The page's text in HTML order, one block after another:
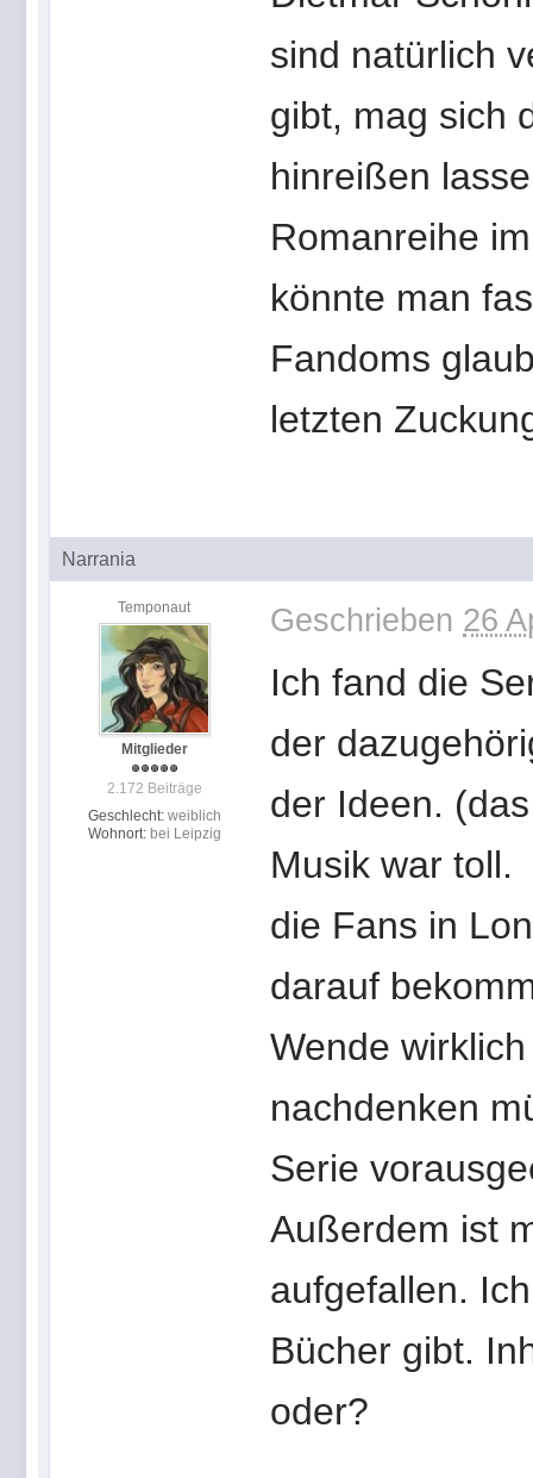
sind natürlich
gibt, mag sich
hinreißen
Romanreihe
könnte man
Fandoms
letzten
Narrania
Temponaut
Mitglieder
2.172 Beiträge
Geschlecht: weiblich
Wohnort: bei Leipzig
Geschrieben 26
Ich fand die
der
der Ideen.
Musik war toll.
die Fans in
darauf
Wende
nachdenken
Serie
Außerdem ist
aufgefallen.
Bücher gibt.
oder?